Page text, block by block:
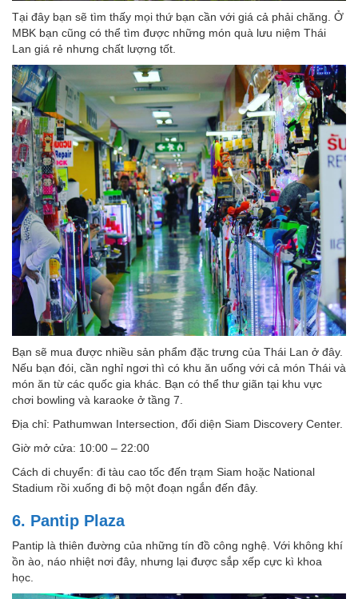
Tại đây bạn sẽ tìm thấy mọi thứ bạn cần với giá cả phải chăng. Ở
MBK bạn cũng có thể tìm được những món quà lưu niệm Thái
Lan giá rẻ nhưng chất lượng tốt.
Bạn sẽ mua được nhiều sản phẩm đặc trưng của Thái Lan ở đây.
Nếu bạn đói, cần nghỉ ngơi thì có khu ăn uống với cả món Thái và
món ăn từ các quốc gia khác. Bạn có thể thư giãn tại khu vực
chơi bowling và karaoke ở tầng 7.
Địa chỉ: Pathumwan Intersection, đối diện Siam Discovery Center.
Giờ mở cửa: 10:00 – 22:00
Cách di chuyển: đi tàu cao tốc đến trạm Siam hoặc National
Stadium rồi xuống đi bộ một đoạn ngắn đến đây.
6. Pantip Plaza
Pantip là thiên đường của những tín đồ công nghệ. Với không khí
ồn ào, náo nhiệt nơi đây, nhưng lại được sắp xếp cực kì khoa
học.